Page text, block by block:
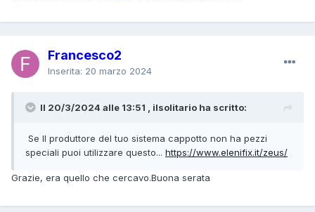
Francesco2
Inserita: 20 marzo 2024
Il 20/3/2024 alle 13:51 , ilsolitario ha scritto:
Se Il produttore del tuo sistema cappotto non ha pezzi
speciali puoi utilizzare questo... https://www.elenifix.it/zeus/
Grazie, era quello che cercavo.Buona serata